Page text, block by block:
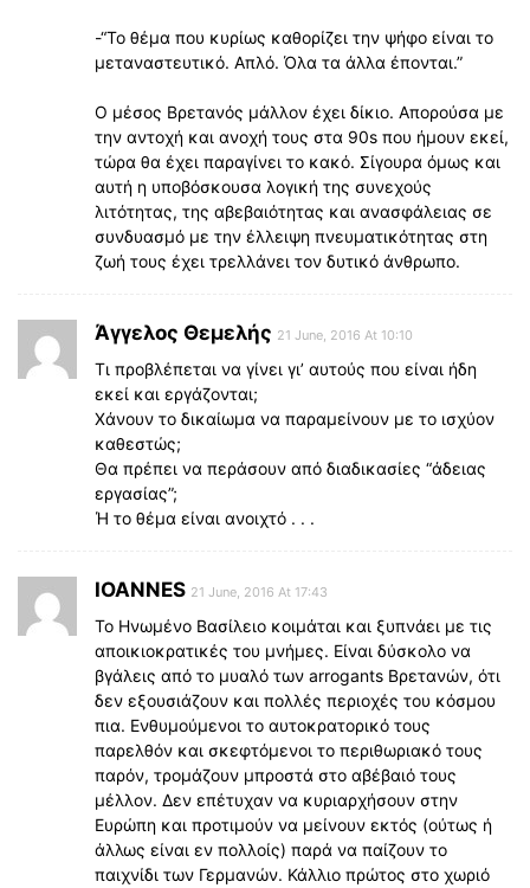
-“Το θέμα που κυρίως καθορίζει την ψήφο είναι το
μεταναστευτικό. Απλό. Όλα τα άλλα έπονται.”
Ο μέσος Βρετανός μάλλον έχει δίκιο. Απορούσα με
την αντοχή και ανοχή τους στα 90s που ήμουν εκεί,
τώρα θα έχει παραγίνει το κακό. Σίγουρα όμως και
αυτή η υποβόσκουσα λογική της συνεχούς
λιτότητας, της αβεβαιότητας και ανασφάλειας σε
συνδυασμό με την έλλειψη πνευματικότητας στη
ζωή τους έχει τρελλάνει τον δυτικό άνθρωπο.
Άγγελος Θεμελής 21 June, 2016 At 10:10
Τι προβλέπεται να γίνει γι’ αυτούς που είναι ήδη
εκεί και εργάζονται;
Χάνουν το δικαίωμα να παραμείνουν με το ισχύον
καθεστώς;
Θα πρέπει να περάσουν από διαδικασίες “άδειας
εργασίας”;
Ή το θέμα είναι ανοιχτό . . .
IOANNES 21 June, 2016 At 17:43
Το Ηνωμένο Βασίλειο κοιμάται και ξυπνάει με τις
αποικιοκρατικές του μνήμες. Είναι δύσκολο να
βγάλεις από το μυαλό των arrogants Βρετανών, ότι
δεν εξουσιάζουν και πολλές περιοχές του κόσμου
πια. Ενθυμούμενοι το αυτοκρατορικό τους
παρελθόν και σκεφτόμενοι το περιθωριακό τους
παρόν, τρομάζουν μπροστά στο αβέβαιό τους
μέλλον. Δεν επέτυχαν να κυριαρχήσουν στην
Ευρώπη και προτιμούν να μείνουν εκτός (ούτως ή
άλλως είναι εν πολλοίς) παρά να παίζουν το
παιχνίδι των Γερμανών. Κάλλιο πρώτος στο χωριό